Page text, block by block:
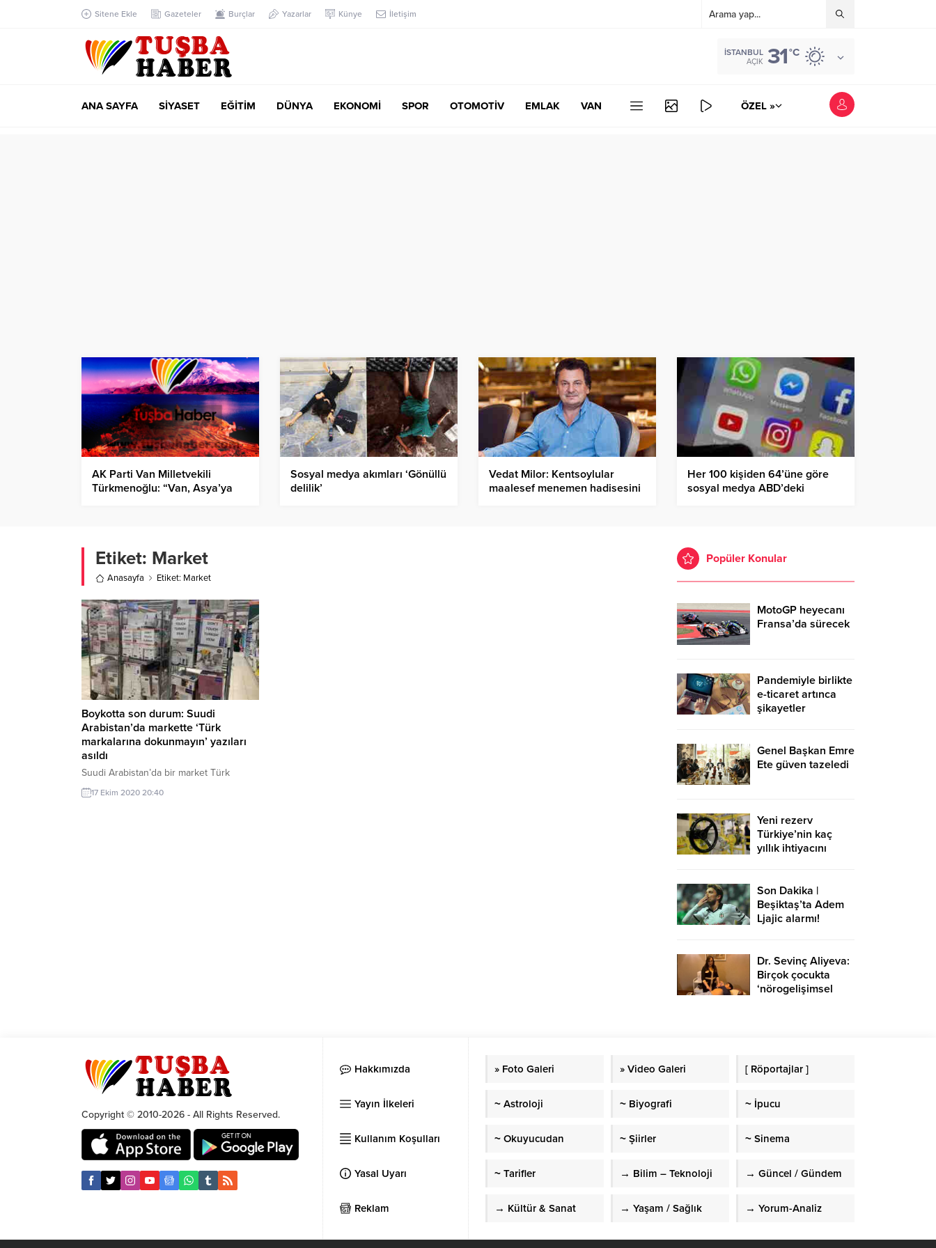
Sitene Ekle Gazeteler Burçlar Yazarlar Künye İletişim
İSTANBUL
AÇIK 31°C
ANA SAYFA SİYASET EĞİTİM DÜNYA EKONOMİ SPOR OTOMOTİV EMLAK VAN ÖZEL »
AK Parti Van Milletvekili
Türkmenoğlu: “Van, Asya’ya
Sosyal medya akımları ‘Gönüllü
delilik’
Vedat Milor: Kentsoylular
maalesef menemen hadisesini
Her 100 kişiden 64’üne göre
sosyal medya ABD’deki
Etiket: Market
Anasayfa Etiket: Market
Boykotta son durum: Suudi
Arabistan’da markette ‘Türk
markalarına dokunmayın’ yazıları
asıldı
Suudi Arabistan’da bir market Türk
markası olan Korkmaz Çelik’in ürünlerinin
üzerine “Türk mallarına dokunmayın”
17 Ekim 2020 20:40
Popüler Konular
MotoGP heyecanı
Fransa’da sürecek
Pandemiyle birlikte
e-ticaret artınca
şikayetler
Genel Başkan Emre
Ete güven tazeledi
Yeni rezerv
Türkiye’nin kaç
yıllık ihtiyacını
Son Dakika |
Beşiktaş’ta Adem
Ljajic alarmı!
Dr. Sevinç Aliyeva:
Birçok çocukta
‘nörogelişimsel
Copyright © 2010-2026 - All Rights Reserved.
Hakkımızda
Yayın İlkeleri
Kullanım Koşulları
Yasal Uyarı
Reklam
» Foto Galeri » Video Galeri [ Röportajlar ]
~ Astroloji ~ Biyografi ~ İpucu
~ Okuyucudan ~ Şiirler ~ Sinema
~ Tarifler → Bilim – Teknoloji → Güncel / Gündem
→ Kültür & Sanat → Yaşam / Sağlık → Yorum-Analiz